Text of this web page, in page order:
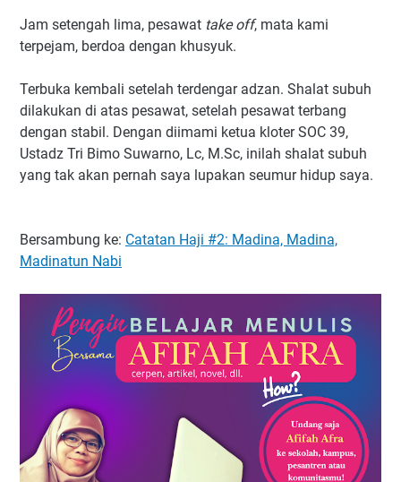
Jam setengah lima, pesawat take off, mata kami
terpejam, berdoa dengan khusyuk.
Terbuka kembali setelah terdengar adzan. Shalat subuh
dilakukan di atas pesawat, setelah pesawat terbang
dengan stabil. Dengan diimami ketua kloter SOC 39,
Ustadz Tri Bimo Suwarno, Lc, M.Sc, inilah shalat subuh
yang tak akan pernah saya lupakan seumur hidup saya.
Bersambung ke: Catatan Haji #2: Madina, Madina,
Madinatun Nabi